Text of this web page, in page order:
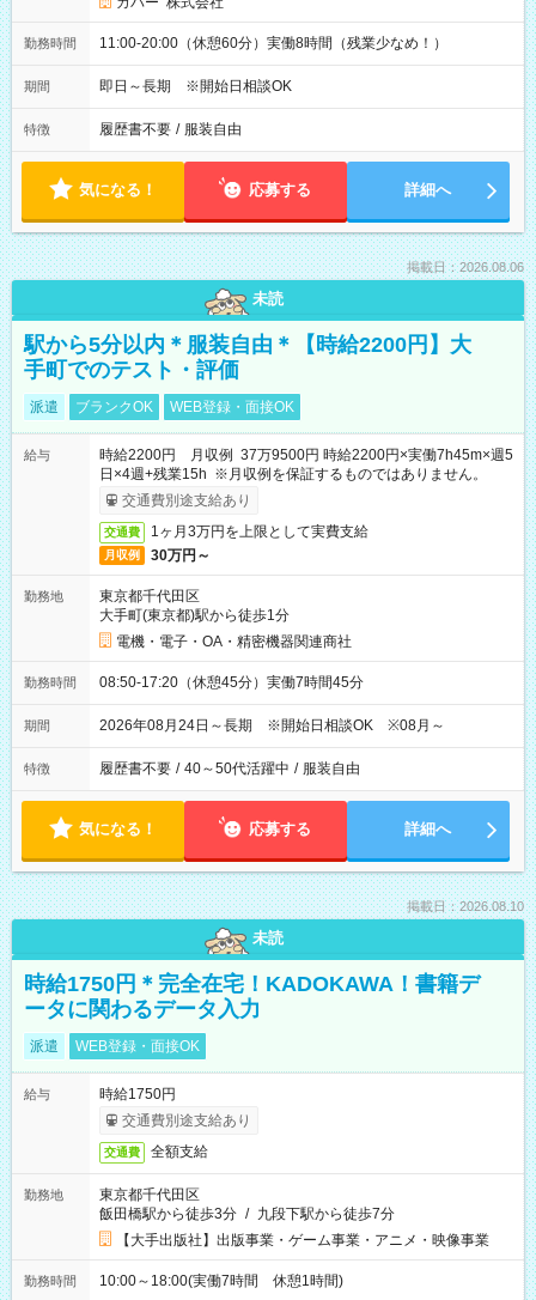
勤務時間 11:00-20:00（休憩60分）実働8時間（残業少なめ！）
期間 即日～長期 ※開始日相談OK
特徴 履歴書不要 / 服装自由
気になる！ 応募する 詳細へ
掲載日：2026.08.06
未読
駅から5分以内＊服装自由＊【時給2200円】大
手町でのテスト・評価
派遣 ブランクOK WEB登録・面接OK
給与
時給2200円 月収例 37万9500円 時給2200円×実働7h45m×週5
日×4週+残業15h ※月収例を保証するものではありません。
交通費別途支給あり
交通費 1ヶ月3万円を上限として実費支給
月収例 30万円～
勤務地
東京都千代田区
大手町(東京都)駅から徒歩1分
電機・電子・OA・精密機器関連商社
勤務時間 08:50-17:20（休憩45分）実働7時間45分
期間 2026年08月24日～長期 ※開始日相談OK ※08月～
特徴 履歴書不要 / 40～50代活躍中 / 服装自由
気になる！ 応募する 詳細へ
掲載日：2026.08.10
未読
時給1750円＊完全在宅！KADOKAWA！書籍デ
ータに関わるデータ入力
派遣 WEB登録・面接OK
給与
時給1750円
交通費別途支給あり
交通費 全額支給
勤務地
東京都千代田区
飯田橋駅から徒歩3分 / 九段下駅から徒歩7分
【大手出版社】出版事業・ゲーム事業・アニメ・映像事業
勤務時間 10:00～18:00(実働7時間 休憩1時間)